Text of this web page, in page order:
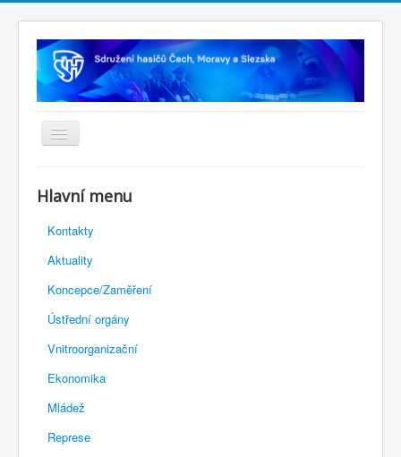
Rejstřík sportu
Novelizace Stanov SH ČMS
Plán činnosti 2026
Kalendář akcí
Výhody pro členy
Portál REDENOX
Hlavní menu
Kontakty
Aktuality
Koncepce/Zaměření
Ústřední orgány
Vnitroorganizační
Ekonomika
Mládež
Represe